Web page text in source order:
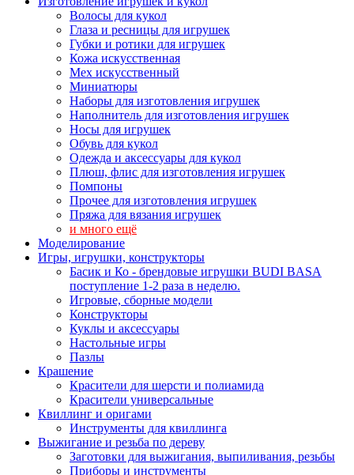
Волосы для кукол
Глаза и ресницы для игрушек
Губки и ротики для игрушек
Кожа искусственная
Мех искусственный
Миниатюры
Наборы для изготовления игрушек
Наполнитель для изготовления игрушек
Носы для игрушек
Обувь для кукол
Одежда и аксессуары для кукол
Плюш, флис для изготовления игрушек
Помпоны
Прочее для изготовления игрушек
Пряжа для вязания игрушек
и много ещё
Моделирование
Игры, игрушки, конструкторы
Басик и Ко - брендовые игрушки BUDI BASA
поступление 1-2 раза в неделю.
Игровые, сборные модели
Конструкторы
Куклы и аксессуары
Настольные игры
Пазлы
Крашение
Красители для шерсти и полиамида
Красители универсальные
Квиллинг и оригами
Инструменты для квиллинга
Выжигание и резьба по дереву
Заготовки для выжигания, выпиливания, резьбы
Приборы и инструменты